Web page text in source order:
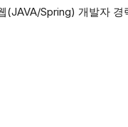
(JAVA/Spring) 개발자 경